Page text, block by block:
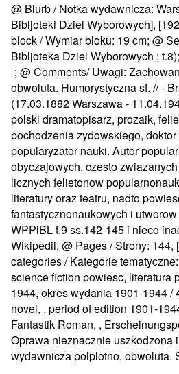
@ Blurb / Notka wydawnicza:
Bibljoteki Dziel Wyborowych],
block / Wymiar bloku: 19 cm; @
Bibljoteka Dziel Wyborowych ;
-; @ Comments/ Uwagi:
obwoluta. Humorystyczna sf. // -
(17.03.1882 Warszawa -
polski dramatopisarz, prozaik,
pochodzenia zydowskiego,
popularyzator nauki. Autor
obyczajowych, czesto
licznych felietonow
literatury oraz teatru, nadto
fantastycznonaukowych i
WPPiBL t.9 ss.142-145 i nieco
Wikipedii; @ Pages / Strony: 144,
categories / Kategorie
science fiction powiesc, literatura
1944, okres wydania 1901-1944 /
novel, , period of edition 1901-
Fantastik Roman, ,
Oprawa nieznacznie uszkodzona
wydawnicza polplotno, obwoluta.